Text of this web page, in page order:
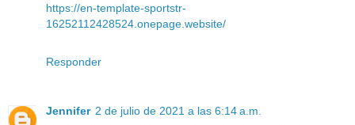
https://en-template-sportstr-
16252112428524.onepage.website/
Responder
Jennifer 2 de julio de 2021 a las 6:14 a.m.